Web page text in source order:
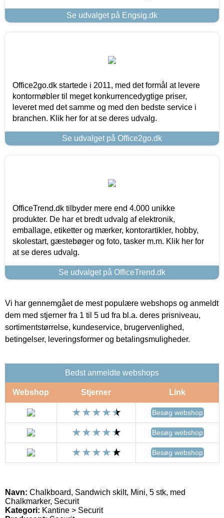
Se udvalget på Engsig.dk
Office2go.dk startede i 2011, med det formål at levere
kontormøbler til meget konkurrencedygtige priser,
leveret med det samme og med den bedste service i
branchen. Klik her for at se deres udvalg.
Se udvalget på Office2go.dk
OfficeTrend.dk tilbyder mere end 4.000 unikke
produkter. De har et bredt udvalg af elektronik,
emballage, etiketter og mærker, kontorartikler, hobby,
skolestart, gæstebøger og foto, tasker m.m. Klik her for
at se deres udvalg.
Se udvalget på OfficeTrend.dk
Vi har gennemgået de mest populære webshops og anmeldt
dem med stjerner fra 1 til 5 ud fra bl.a. deres prisniveau,
sortimentstørrelse, kundeservice, brugervenlighed,
betingelser, leveringsformer og betalingsmuligheder.
Bedst anmeldte webshops
Webshop Stjerner Link
Besøg webshop
Besøg webshop
Besøg webshop
Navn: Chalkboard, Sandwich skilt, Mini, 5 stk, med
Chalkmarker, Securit
Kategori: Kantine > Securit